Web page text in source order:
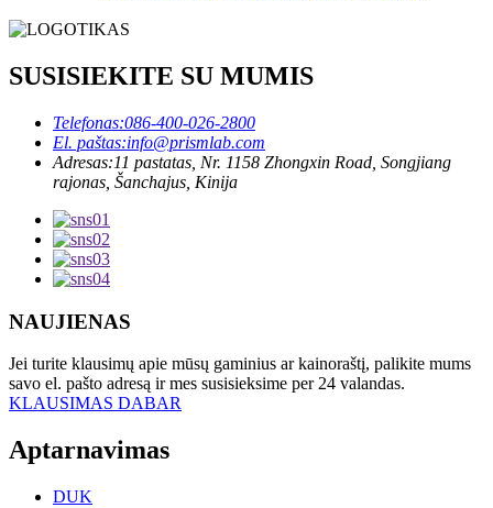
SUSISIEKITE SU MUMIS
Telefonas:086-400-026-2800
El. paštas:info@prismlab.com
Adresas:11 pastatas, Nr. 1158 Zhongxin Road, Songjiang
rajonas, Šanchajus, Kinija
NAUJIENAS
Jei turite klausimų apie mūsų gaminius ar kainoraštį, palikite mums
savo el. pašto adresą ir mes susisieksime per 24 valandas.
KLAUSIMAS DABAR
Aptarnavimas
DUK